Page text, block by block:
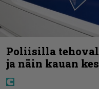
Poliisilla
ja näin kauan